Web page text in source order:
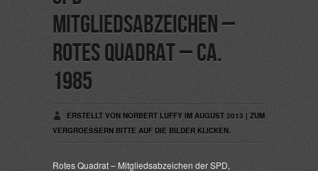
Mitgliedsabzeichen –
Rotes Quadrat – ca.
1985
ERSTELLT VON NORBERT LUFFY IM AUGUST 2013 | ZUM
VERGROESSERN BITTE AUF DIE BILDER KLICKEN.
Rotes Quadrat – Mitgliedsabzeichen der SPD,